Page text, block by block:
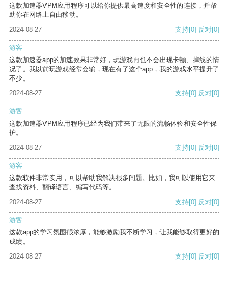
这款加速器VPM应用程序可以给你提供最高速度和安全性的连接，并帮
助你在网络上自由移动。
2024-08-27
支持[0] 反对[0]
游客
这款加速器app的加速效果非常好，玩游戏再也不会出现卡顿、掉线的情
况了。我以前玩游戏经常会输，现在有了这个app，我的游戏水平提升了
不少。
2024-08-27
支持[0] 反对[0]
游客
这款加速器VPM应用程序已经为我们带来了无限的流畅体验和安全性保
护。
2024-08-27
支持[0] 反对[0]
游客
这款软件非常实用，可以帮助我解决很多问题。比如，我可以使用它来
查找资料、翻译语言、编写代码等。
2024-08-27
支持[0] 反对[0]
游客
这款app的学习氛围很浓厚，能够激励我不断学习，让我能够取得更好的
成绩。
2024-08-27
支持[0] 反对[0]